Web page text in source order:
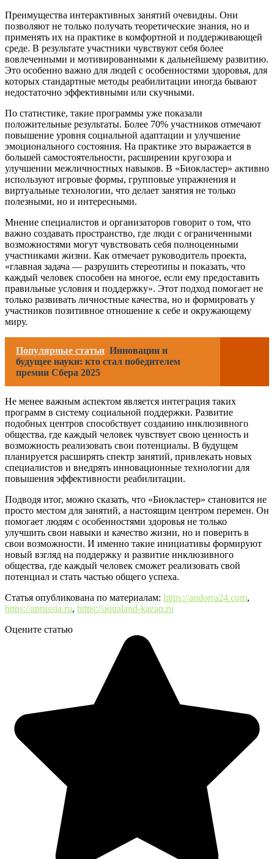
Преимущества интерактивных занятий очевидны. Они
позволяют не только получать теоретические знания, но и
применять их на практике в комфортной и поддерживающей
среде. В результате участники чувствуют себя более
вовлеченными и мотивированными к дальнейшему развитию.
Это особенно важно для людей с особенностями здоровья, для
которых стандартные методы реабилитации иногда бывают
недостаточно эффективными или скучными.
По статистике, такие программы уже показали
положительные результаты. Более 70% участников отмечают
повышение уровня социальной адаптации и улучшение
эмоционального состояния. На практике это выражается в
большей самостоятельности, расширении кругозора и
улучшении межличностных навыков. В «Биокластер» активно
используют игровые формы, групповые упражнения и
виртуальные технологии, что делает занятия не только
полезными, но и интересными.
Мнение специалистов и организаторов говорит о том, что
важно создавать пространство, где люди с ограниченными
возможностями могут чувствовать себя полноценными
участниками жизни. Как отмечает руководитель проекта,
«главная задача — разрушить стереотипы и показать, что
каждый человек способен на многое, если ему предоставить
правильные условия и поддержку». Этот подход помогает не
только развивать личностные качества, но и формировать у
участников позитивное отношение к себе и окружающему
миру.
Популярные статьи Инновации и
будущее науки: кто стал победителем
премии Сбера 2025
Не менее важным аспектом является интеграция таких
программ в систему социальной поддержки. Развитие
подобных центров способствует созданию инклюзивного
общества, где каждый человек чувствует свою ценность и
возможность реализовать свои потенциалы. В будущем
планируется расширять спектр занятий, привлекать новых
специалистов и внедрять инновационные технологии для
повышения эффективности реабилитации.
Подводя итог, можно сказать, что «Биокластер» становится не
просто местом для занятий, а настоящим центром перемен. Он
помогает людям с особенностями здоровья не только
улучшить свои навыки и качество жизни, но и поверить в
свои возможности. И именно такие инициативы формируют
новый взгляд на поддержку и развитие инклюзивного
общества, где каждый человек сможет реализовать свой
потенциал и стать частью общего успеха.
Статья опубликована по материалам: https://andorra24.com,
https://aprussia.ru, https://aqualand-kazan.ru
Оцените статью